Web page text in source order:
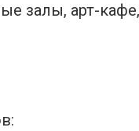
залы, арт-